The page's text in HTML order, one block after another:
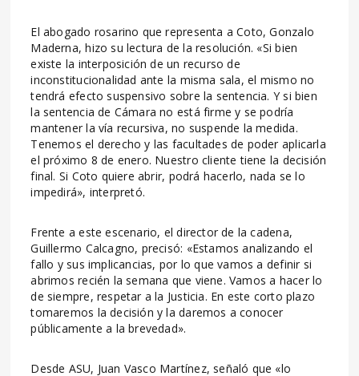
El abogado rosarino que representa a Coto, Gonzalo
Maderna, hizo su lectura de la resolución. «Si bien
existe la interposición de un recurso de
inconstitucionalidad ante la misma sala, el mismo no
tendrá efecto suspensivo sobre la sentencia. Y si bien
la sentencia de Cámara no está firme y se podría
mantener la vía recursiva, no suspende la medida.
Tenemos el derecho y las facultades de poder aplicarla
el próximo 8 de enero. Nuestro cliente tiene la decisión
final. Si Coto quiere abrir, podrá hacerlo, nada se lo
impedirá», interpretó.
Frente a este escenario, el director de la cadena,
Guillermo Calcagno, precisó: «Estamos analizando el
fallo y sus implicancias, por lo que vamos a definir si
abrimos recién la semana que viene. Vamos a hacer lo
de siempre, respetar a la Justicia. En este corto plazo
tomaremos la decisión y la daremos a conocer
públicamente a la brevedad».
Desde ASU, Juan Vasco Martínez, señaló que «lo